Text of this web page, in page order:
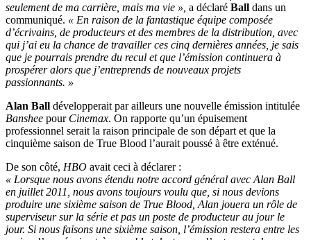
seulement de ma carrière, mais ma vie », a déclaré Ball dans un
communiqué. « En raison de la fantastique équipe composée
d’écrivains, de producteurs et des membres de la distribution, avec
qui j’ai eu la chance de travailler ces cinq dernières années, je sais
que je pourrais prendre du recul et que l’émission continuera à
prospérer alors que j’entreprends de nouveaux projets
passionnants. »
Alan Ball développerait par ailleurs une nouvelle émission intitulée
Banshee pour Cinemax. On rapporte qu’un épuisement
professionnel serait la raison principale de son départ et que la
cinquième saison de True Blood l’aurait poussé à être exténué.
De son côté, HBO avait ceci à déclarer :
« Lorsque nous avons étendu notre accord général avec Alan Ball
en juillet 2011, nous avons toujours voulu que, si nous devions
produire une sixième saison de True Blood, Alan jouera un rôle de
superviseur sur la série et pas un poste de producteur au jour le
jour. Si nous faisons une sixième saison, l’émission restera entre les